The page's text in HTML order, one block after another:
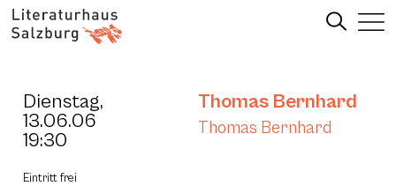
Dienstag,
13.06.06
19:30
Thomas Bernhard
Thomas Bernhard
Eintritt frei